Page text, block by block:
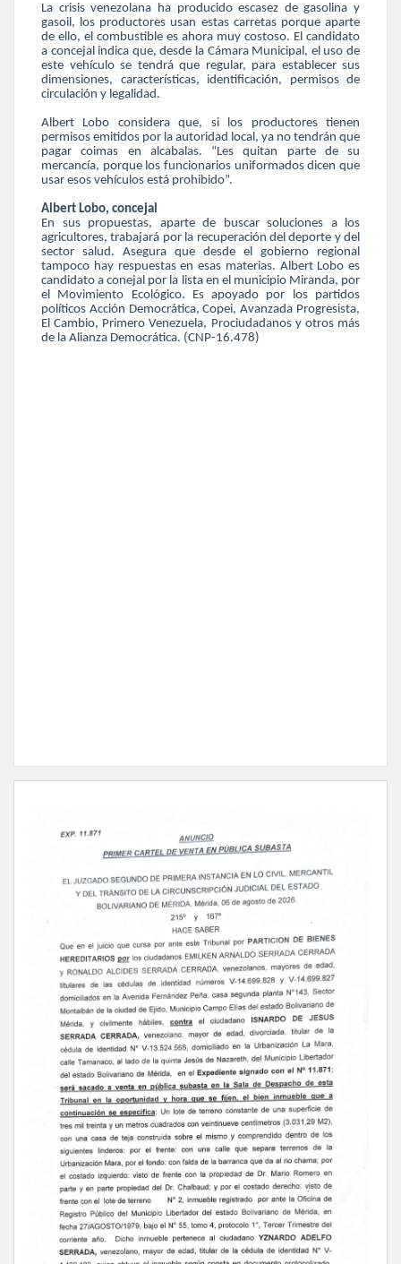
La crisis venezolana ha producido escasez de gasolina y
gasoil, los productores usan estas carretas porque aparte
de ello, el combustible es ahora muy costoso. El candidato
a concejal indica que, desde la Cámara Municipal, el uso de
este vehículo se tendrá que regular, para establecer sus
dimensiones, características, identificación, permisos de
circulación y legalidad.
Albert Lobo considera que, si los productores tienen
permisos emitidos por la autoridad local, ya no tendrán que
pagar coimas en alcabalas. “Les quitan parte de su
mercancía, porque los funcionarios uniformados dicen que
usar esos vehículos está prohibido”.
Albert Lobo, concejal
En sus propuestas, aparte de buscar soluciones a los
agricultores, trabajará por la recuperación del deporte y del
sector salud. Asegura que desde el gobierno regional
tampoco hay respuestas en esas materias. Albert Lobo es
candidato a conejal por la lista en el municipio Miranda, por
el Movimiento Ecológico. Es apoyado por los partidos
políticos Acción Democrática, Copei, Avanzada Progresista,
El Cambio, Primero Venezuela, Prociudadanos y otros más
de la Alianza Democrática. (CNP-16.478)